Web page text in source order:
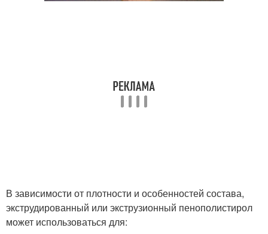
В зависимости от плотности и особенностей состава,
экструдированный или экструзионный пенополистирол
может использоваться для: